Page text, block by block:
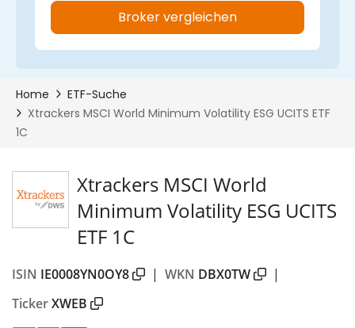
Xtrackers MSCI World
Minimum Volatility ESG UCITS
ETF 1C
ISIN IE0008YN0OY8 | WKN DBX0TW
|
TickerXWEB